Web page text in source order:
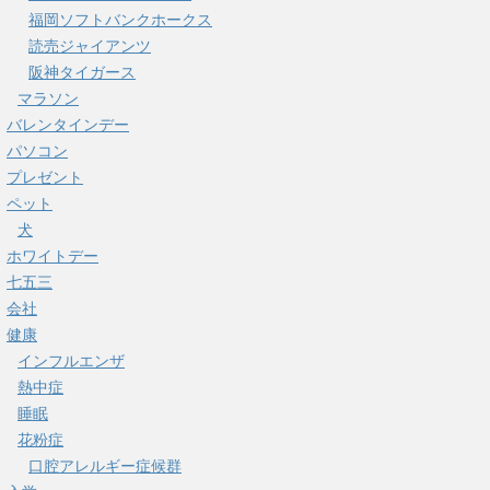
福岡ソフトバンクホークス
読売ジャイアンツ
阪神タイガース
マラソン
バレンタインデー
パソコン
プレゼント
ペット
犬
ホワイトデー
七五三
会社
健康
インフルエンザ
熱中症
睡眠
花粉症
口腔アレルギー症候群